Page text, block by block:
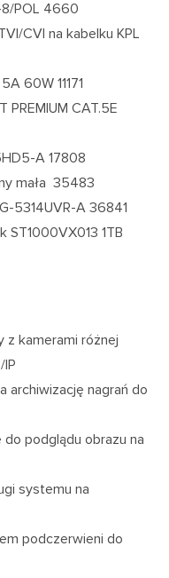
8/POL 4660
CVI na kabelku KPL
60W 11171
PREMIUM CAT.5E
A 17808
mała 35483
5314UVR-A 36841
ST1000VX013 1TB
z kamerami różnej
archiwizację nagrań do
do podglądu obrazu na
systemu na
podczerwieni do